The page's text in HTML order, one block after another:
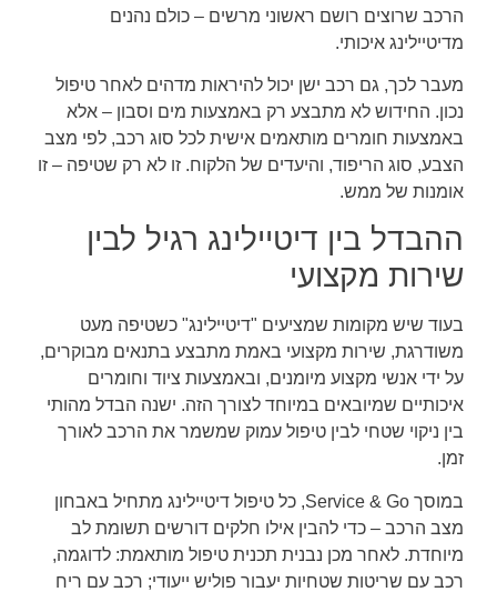
הרכב שרוצים רושם ראשוני מרשים – כולם נהנים
מדיטיילינג איכותי.
מעבר לכך, גם רכב ישן יכול להיראות מדהים לאחר טיפול
נכון. החידוש לא מתבצע רק באמצעות מים וסבון – אלא
באמצעות חומרים מותאמים אישית לכל סוג רכב, לפי מצב
הצבע, סוג הריפוד, והיעדים של הלקוח. זו לא רק שטיפה – זו
אומנות של ממש.
ההבדל בין דיטיילינג רגיל לבין
שירות מקצועי
בעוד שיש מקומות שמציעים "דיטיילינג" כשטיפה מעט
משודרגת, שירות מקצועי באמת מתבצע בתנאים מבוקרים,
על ידי אנשי מקצוע מיומנים, ובאמצעות ציוד וחומרים
איכותיים שמיובאים במיוחד לצורך הזה. ישנה הבדל מהותי
בין ניקוי שטחי לבין טיפול עמוק שמשמר את הרכב לאורך
זמן.
במוסך Service & Go, כל טיפול דיטיילינג מתחיל באבחון
מצב הרכב – כדי להבין אילו חלקים דורשים תשומת לב
מיוחדת. לאחר מכן נבנית תכנית טיפול מותאמת: לדוגמה,
רכב עם שריטות שטחיות יעבור פוליש ייעודי; רכב עם ריח